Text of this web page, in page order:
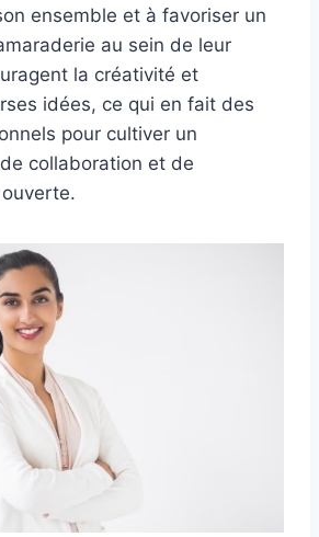
ensemble et à favoriser un
au sein de leur
la créativité et
idées, ce qui en fait des
pour cultiver un
collaboration et de